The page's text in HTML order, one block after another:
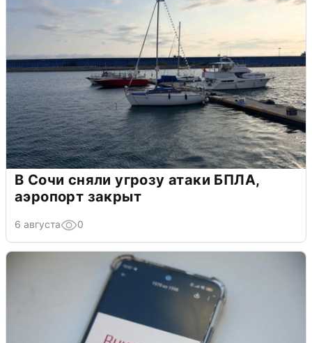
В Сочи сняли угрозу атаки БПЛА,
аэропорт закрыт
6 августа 0